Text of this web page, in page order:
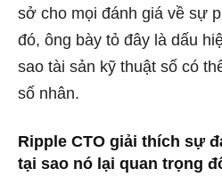
sở cho mọi đánh giá về sự
đó, ông bày tỏ đây là dấu
sao tài sản kỹ thuật số có
số nhân.
Ripple CTO giải thích sự
tại sao nó lại quan trọng